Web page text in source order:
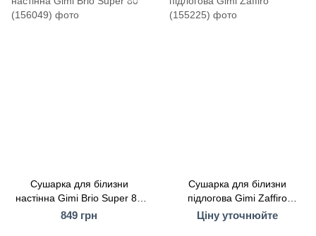
Сушарка для білизни
настінна Gimi Brio Super 80
(156049)
849 грн
Сушарка для білизни
підлогова Gimi Zaffiro
(155225)
Ціну уточнюйте